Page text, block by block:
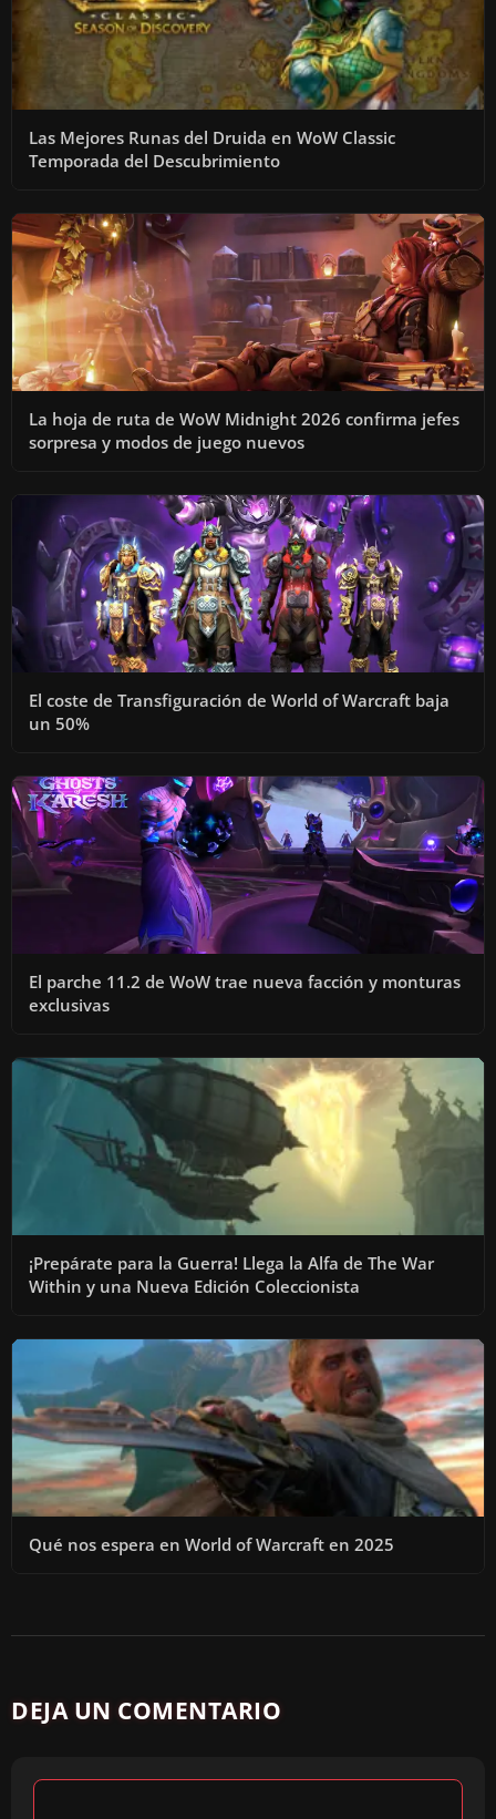
Las Mejores Runas del Druida en WoW Classic
Temporada del Descubrimiento
La hoja de ruta de WoW Midnight 2026 confirma jefes
sorpresa y modos de juego nuevos
El coste de Transfiguración de World of Warcraft baja
un 50%
El parche 11.2 de WoW trae nueva facción y monturas
exclusivas
¡Prepárate para la Guerra! Llega la Alfa de The War
Within y una Nueva Edición Coleccionista
Qué nos espera en World of Warcraft en 2025
DEJA UN COMENTARIO